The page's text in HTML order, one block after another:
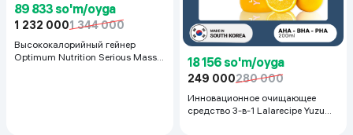
89 833 so'm/oyga
1 232 0001 344 000
Высококалорийный гейнер
Optimum Nutrition Serious Mass,
18 156 so'm/oyga
249 000280 000
Инновационное очищающее
средство 3-в-1 Lalarecipe Yuzu